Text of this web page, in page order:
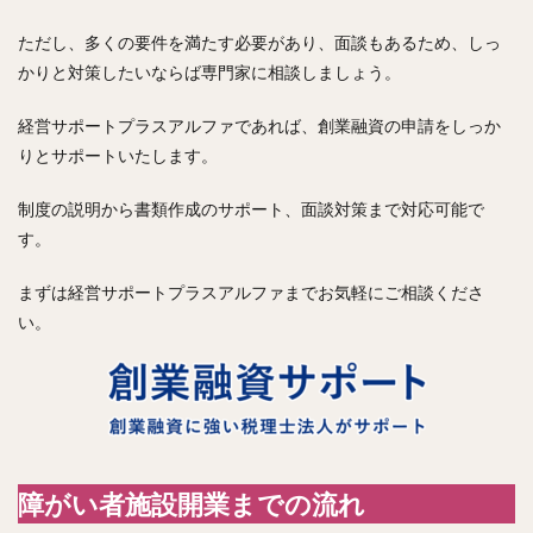
ただし、多くの要件を満たす必要があり、面談もあるため、しっ
かりと対策したいならば専門家に相談しましょう。
経営サポートプラスアルファであれば、創業融資の申請をしっか
りとサポートいたします。
制度の説明から書類作成のサポート、面談対策まで対応可能で
す。
まずは経営サポートプラスアルファまでお気軽にご相談くださ
い。
障がい者施設開業までの流れ